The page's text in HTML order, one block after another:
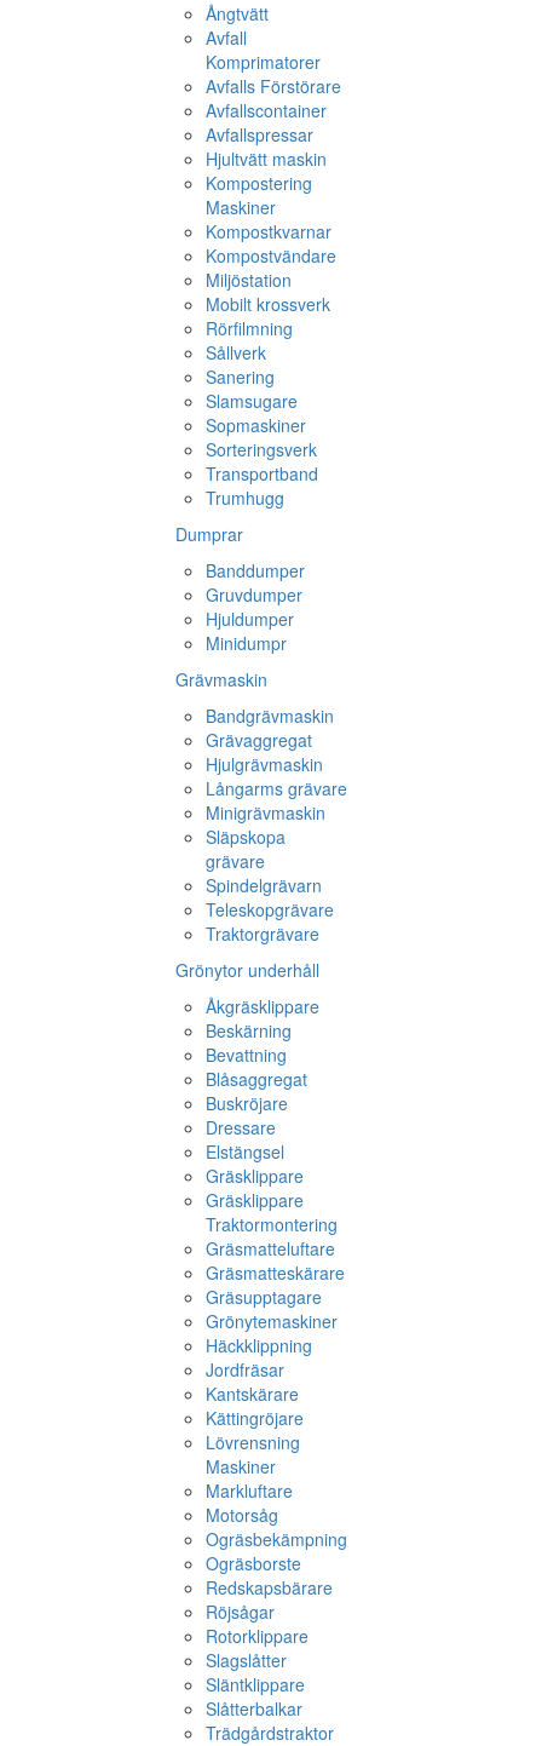
Ångtvätt
Avfall
Komprimatorer
Avfalls Förstörare
Avfallscontainer
Avfallspressar
Hjultvätt maskin
Kompostering
Maskiner
Kompostkvarnar
Kompostvändare
Miljöstation
Mobilt krossverk
Rörfilmning
Sållverk
Sanering
Slamsugare
Sopmaskiner
Sorteringsverk
Transportband
Trumhugg
Dumprar
Banddumper
Gruvdumper
Hjuldumper
Minidumpr
Grävmaskin
Bandgrävmaskin
Grävaggregat
Hjulgrävmaskin
Långarms grävare
Minigrävmaskin
Släpskopa
grävare
Spindelgrävarn
Teleskopgrävare
Traktorgrävare
Grönytor underhåll
Åkgräsklippare
Beskärning
Bevattning
Blåsaggregat
Buskröjare
Dressare
Elstängsel
Gräsklippare
Gräsklippare
Traktormontering
Gräsmatteluftare
Gräsmatteskärare
Gräsupptagare
Grönytemaskiner
Häckklippning
Jordfräsar
Kantskärare
Kättingröjare
Lövrensning
Maskiner
Markluftare
Motorsåg
Ogräsbekämpning
Ogräsborste
Redskapsbärare
Röjsågar
Rotorklippare
Slagslåtter
Släntklippare
Slåtterbalkar
Trädgårdstraktor